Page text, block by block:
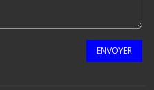
ENVOYER